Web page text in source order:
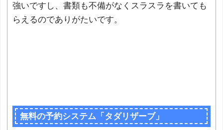
強いですし、書類も不備がなくスラスラを書いても
らえるのでありがたいです。
無料の予約システム「タダリザーブ」